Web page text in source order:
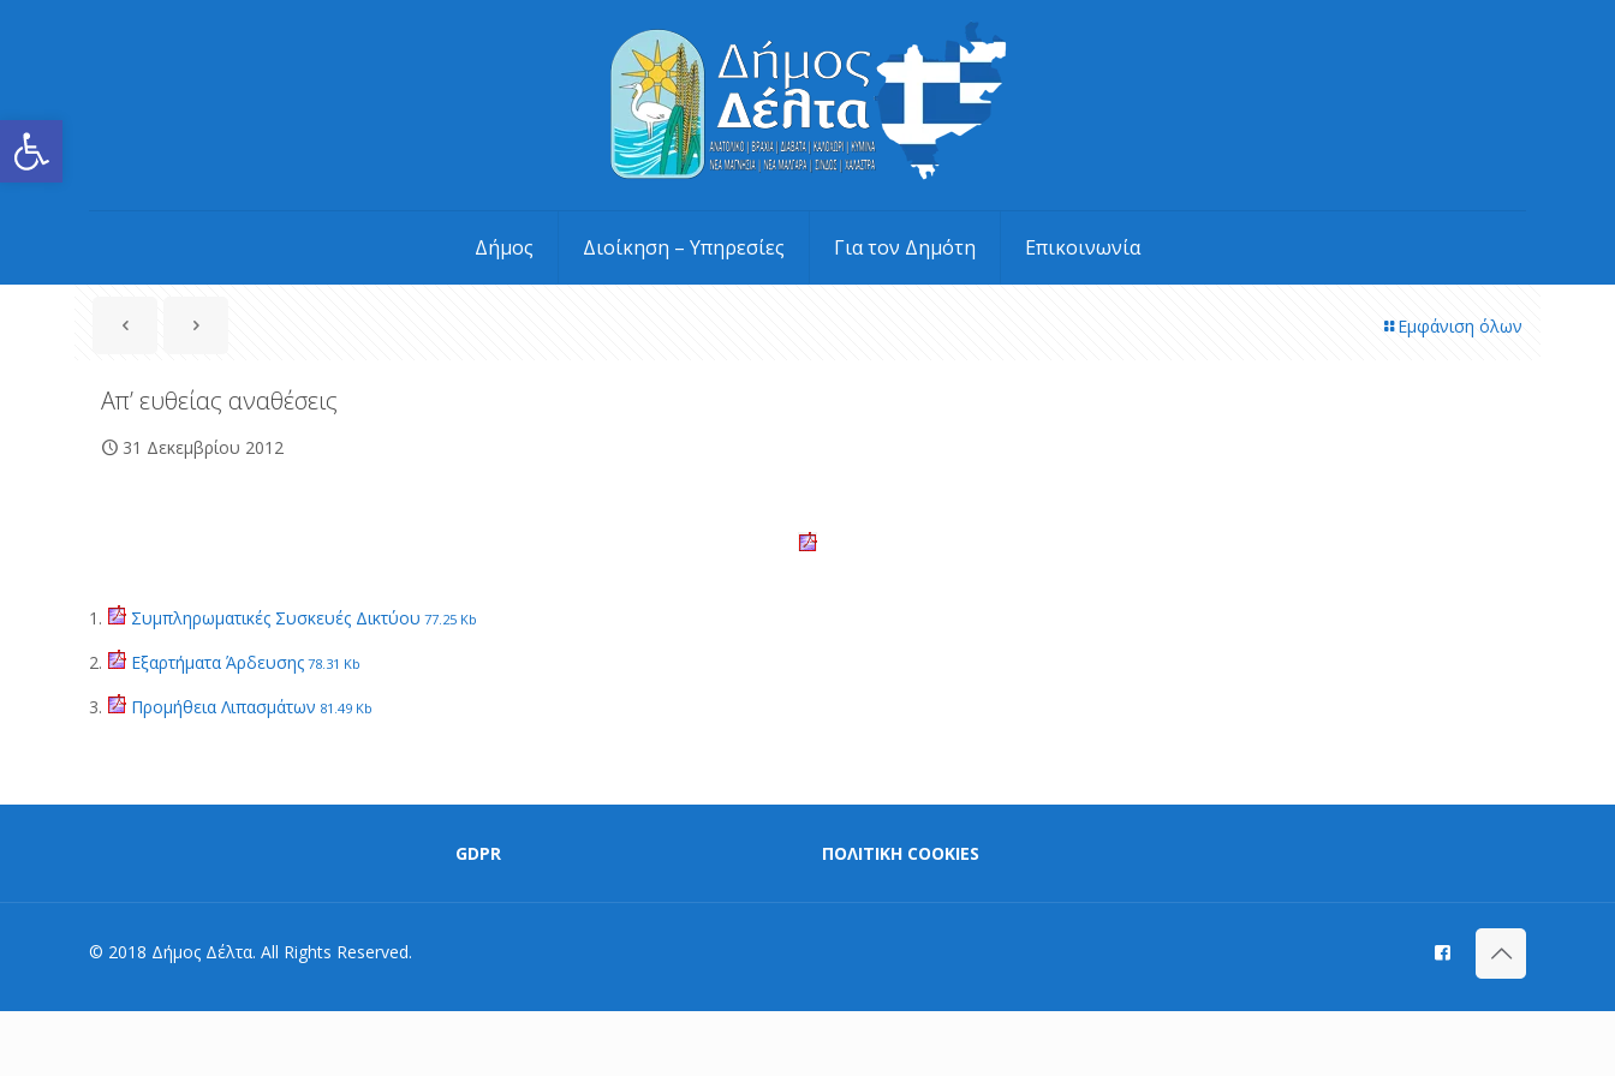
Ανοίξτε τη γραμμή εργαλείων
Δήμος Διοίκηση – Υπηρεσίες Για τον Δημότη Επικοινωνία
Εμφάνιση όλων
Απ’ ευθείας αναθέσεις
31 Δεκεμβρίου 2012
1. Συμπληρωματικές Συσκευές Δικτύου 77.25 Kb
2. Εξαρτήματα Άρδευσης 78.31 Kb
3. Προμήθεια Λιπασμάτων 81.49 Kb
GDPR ΠΟΛΙΤΙΚΗ COOKIES
© 2018 Δήμος Δέλτα. All Rights Reserved.